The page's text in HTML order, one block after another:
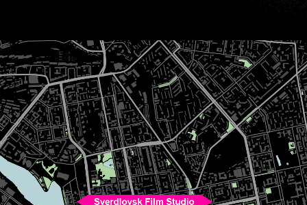
Youth Palace
ave. Lenina, 1